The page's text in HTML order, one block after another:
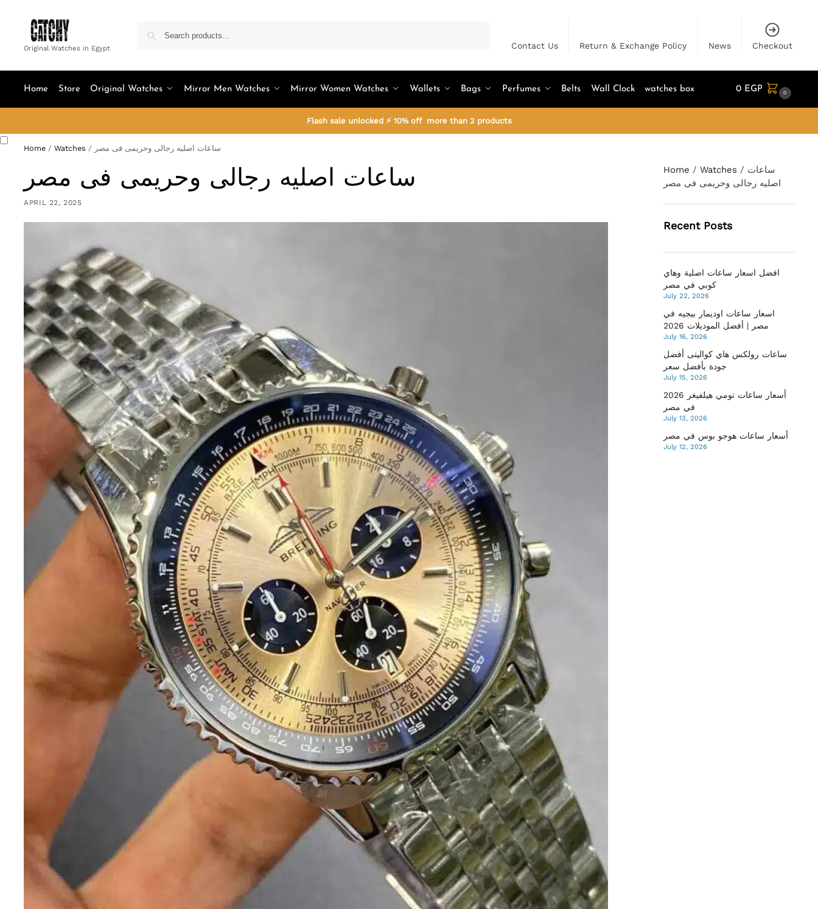
Original Watches in Egypt Contact Us Return & Exchange Policy News Checkout
Home Store Original Watches Mirror Men Watches Mirror Women Watches Wallets Bags Perfumes Belts Wall Clock watches box 0 EGP 0
Flash sale unlocked ⚡ 10% off more than 2 products
Home / Watches / ساعات اصليه رجالى وحريمى فى مصر
ساعات اصليه رجالى وحريمى فى مصر
APRIL 22, 2025
Home / Watches /
اصليه رجالى وحريمى فى مصر
Recent Posts
افضل اسعار ساعات اصلية وهاي
كوبي في مصر
July 22, 2026
اسعار ساعات اوديمار بيجيه في
مصر | أفضل الموديلات 2026
July 16, 2026
ساعات رولكس هاي كواليتى أفضل
جودة بأفضل سعر
July 15, 2026
أسعار ساعات تومي هيلفيغر 2026
في مصر
July 13, 2026
أسعار ساعات هوجو بوس في مصر
July 12, 2026